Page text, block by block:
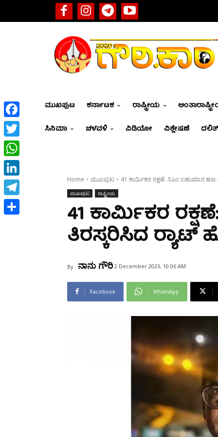
ಮುಖಪುಟ ಕರ್ನಾಟಕ ರಾಷ್ಟ್ರೀಯ
ಸಿನಿಮಾ
ಚಳವಳಿ ವಿಡಿಯೋ ವಿಶ್ಲೇಷಣೆ ದಲಿತ್
Home ಮುಖಪುಟ 41 ಕಾರ್ಮಿಕರ ರಕ್ಷಣೆ: ಸಿಎಂ ಬಹುಮಾನ ಹಣ
ಮುಖಪುಟ ರಾಷ್ಟ್ರೀಯ
41 ಕಾರ್ಮಿಕರ
ತಿರಸ್ಕರಿಸಿದ
By : ನಾನು ಗೌರಿ 2 December 2023, 10:06 AM
Facebook WhatsApp
Facebook
Twitter
WhatsApp
LinkedIn
Telegram